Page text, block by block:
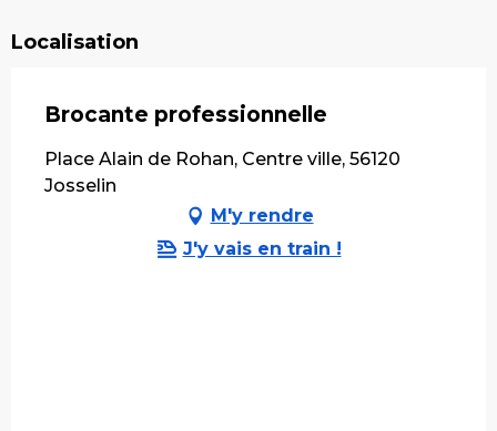
Localisation
Brocante professionnelle
Place Alain de Rohan, Centre ville, 56120
Josselin
M'y rendre
J'y vais en train !